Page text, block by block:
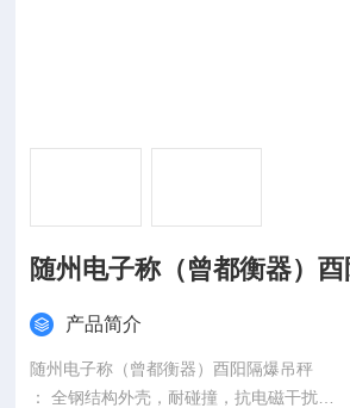
随州电子称（曾都衡器）
产品简介
随州电子称（曾都衡器）酉阳隔爆吊秤
： 全钢结构外壳，耐碰撞，抗电磁干扰